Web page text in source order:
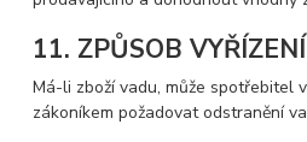
11. ZPŮSOB
Má-li zboží vadu, může spotřebitel
zákoníkem požadovat odstranění